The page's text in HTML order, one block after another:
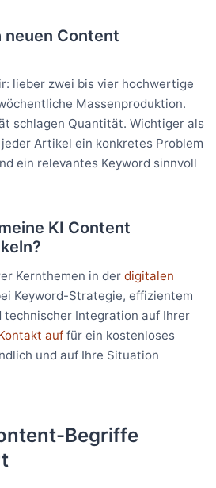
Content
lieber zwei bis vier hochwertige
Massenproduktion.
schlagen Quantität. Wichtiger als
Artikel ein konkretes Problem
ein relevantes Keyword sinnvoll
KI Content
Kernthemen in der digitalen
Keyword-Strategie, effizientem
technischer Integration auf Ihrer
auf für ein kostenloses
und auf Ihre Situation
Begriffe